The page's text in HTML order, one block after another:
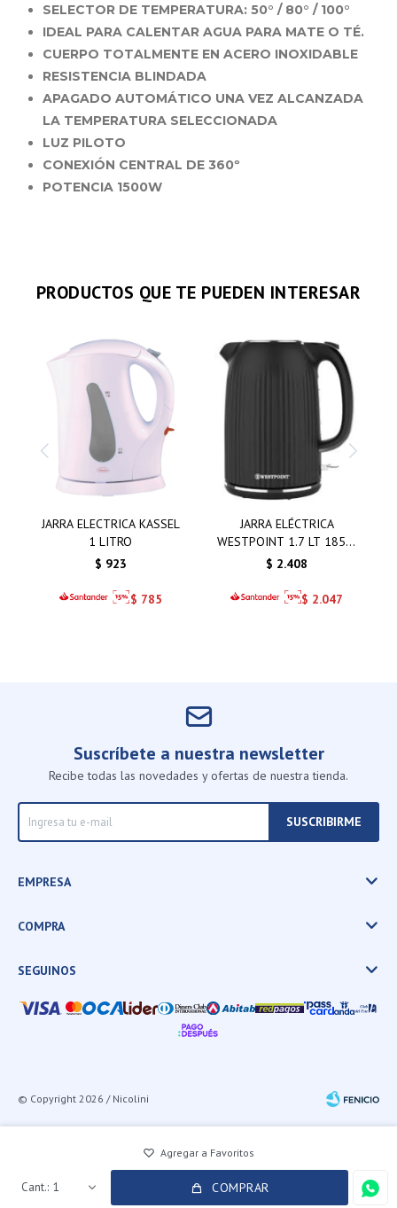
1 COMPRAR
SELECTOR DE TEMPERATURA: 50° / 80° / 100°
IDEAL PARA CALENTAR AGUA PARA MATE O TÉ.
CUERPO TOTALMENTE EN ACERO INOXIDABLE
RESISTENCIA BLINDADA
APAGADO AUTOMÁTICO UNA VEZ ALCANZADA
LA TEMPERATURA SELECCIONADA
LUZ PILOTO
CONEXIÓN CENTRAL DE 360º
POTENCIA 1500W
PRODUCTOS QUE TE PUEDEN INTERESAR
JARRA ELECTRICA KASSEL
1 LITRO
$ 923
$ 785
JARRA ELÉCTRICA
WESTPOINT 1.7 LT 1850-
2200W
$ 2.408
$ 2.047
Suscríbete a nuestra newsletter
Recibe todas las novedades y ofertas de nuestra tienda.
SUSCRIBIRME
EMPRESA
COMPRA
SEGUINOS
© Copyright 2026 / Nicolini